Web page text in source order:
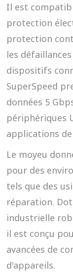
Il est
protection
protection
les
dispositifs
SuperSpeed
données 5
périphériques
applications
Le moyeu
pour des
tels que des
réparation.
industrielle
il est conçu
avancées de
d'appareils.